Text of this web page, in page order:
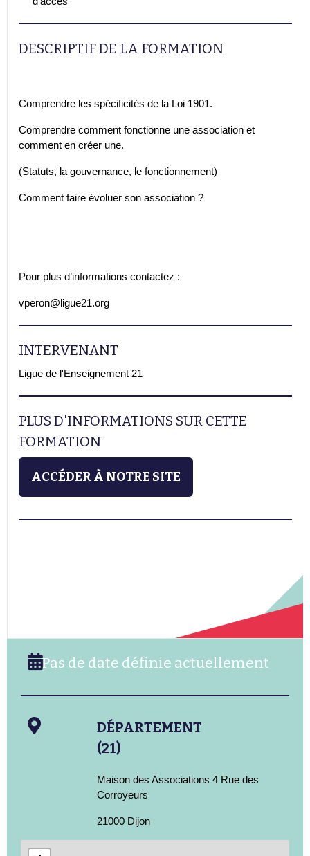
DESCRIPTIF DE LA FORMATION
Comprendre les spécificités de la Loi 1901.
Comprendre comment fonctionne une association et
comment en créer une.
(Statuts, la gouvernance, le fonctionnement)
Comment faire évoluer son association ?
Pour plus d’informations contactez :
vperon@ligue21.org
INTERVENANT
Ligue de l'Enseignement 21
PLUS D'INFORMATIONS SUR CETTE
FORMATION
ACCÉDER À NOTRE SITE
Pas de date définie actuellement
DÉPARTEMENT
(21)
Maison des Associations 4 Rue des
Corroyeurs
21000 Dijon